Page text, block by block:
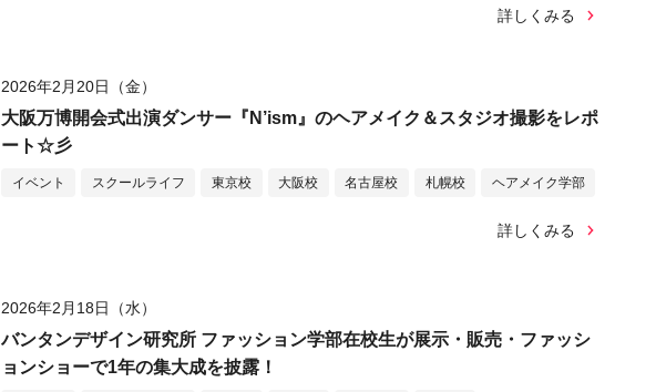
詳しくみる
2026年2月20日（金）
大阪万博開会式出演ダンサー『N’ism』のヘアメイク＆スタジオ撮影をレポ
ート☆彡
イベント スクールライフ 東京校 大阪校 名古屋校 札幌校 ヘアメイク学部
詳しくみる
2026年2月18日（水）
バンタンデザイン研究所 ファッション学部在校生が展示・販売・ファッシ
ョンショーで1年の集大成を披露！